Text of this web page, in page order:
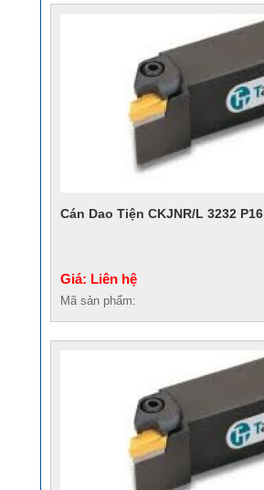
Cán Dao Tiện CKJNR/L 3232 P16
Giá: Liên hệ
Mã sản phẩm: